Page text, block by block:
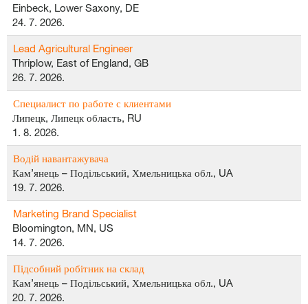
Einbeck, Lower Saxony, DE
24. 7. 2026.
Lead Agricultural Engineer
Thriplow, East of England, GB
26. 7. 2026.
Специалист по работе с клиентами
Липецк, Липецк область, RU
1. 8. 2026.
Водій навантажувача
Кам’янець – Подільський, Хмельницька обл., UA
19. 7. 2026.
Marketing Brand Specialist
Bloomington, MN, US
14. 7. 2026.
Підсобний робітник на склад
Кам’янець – Подільський, Хмельницька обл., UA
20. 7. 2026.